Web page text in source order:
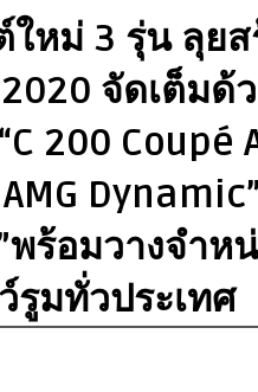
ใหม่ 3 รุ่น ลุย
จัดเต็มด้
200 Coupé
พร้อมวางจำห
มทั่วประเทศ